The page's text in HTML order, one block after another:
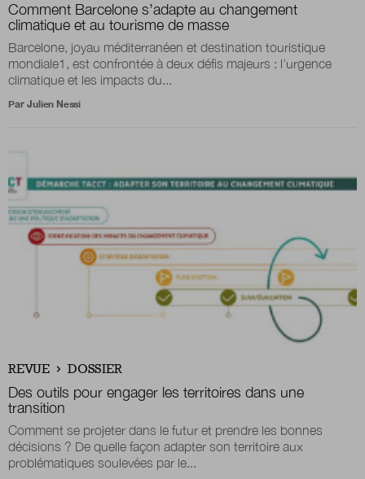
Comment Barcelone s’adapte au changement
climatique et au tourisme de masse
Barcelone, joyau méditerranéen et destination touristique
mondiale1, est confrontée à deux défis majeurs : l’urgence
climatique et les impacts du...
Par Julien Nessi
REVUE DOSSIER
Des outils pour engager les territoires dans une
transition
Comment se projeter dans le futur et prendre les bonnes
décisions ? De quelle façon adapter son territoire aux
problématiques soulevées par le...